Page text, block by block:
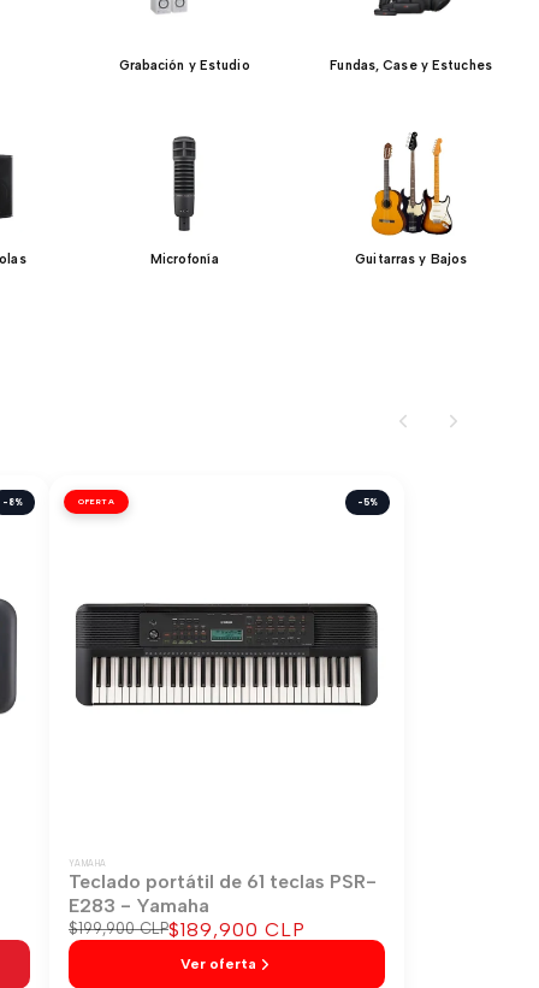
Grabación y Estudio Fundas, Case y Estuches
Microfonía Guitarras y Bajos
-8% OFERTA -5%
YAMAHA
Teclado portátil de 61 teclas PSR-
E283 - Yamaha
Precio
regular
$199,900 CLPPrecio
venta
$189,900 CLP
Ver oferta